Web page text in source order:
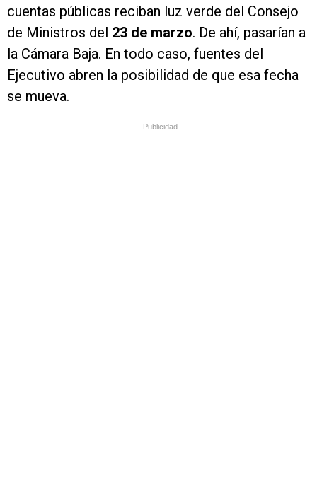
cuentas públicas reciban luz verde del Consejo
de Ministros del 23 de marzo. De ahí, pasarían a
la Cámara Baja. En todo caso, fuentes del
Ejecutivo abren la posibilidad de que esa fecha
se mueva.
Publicidad